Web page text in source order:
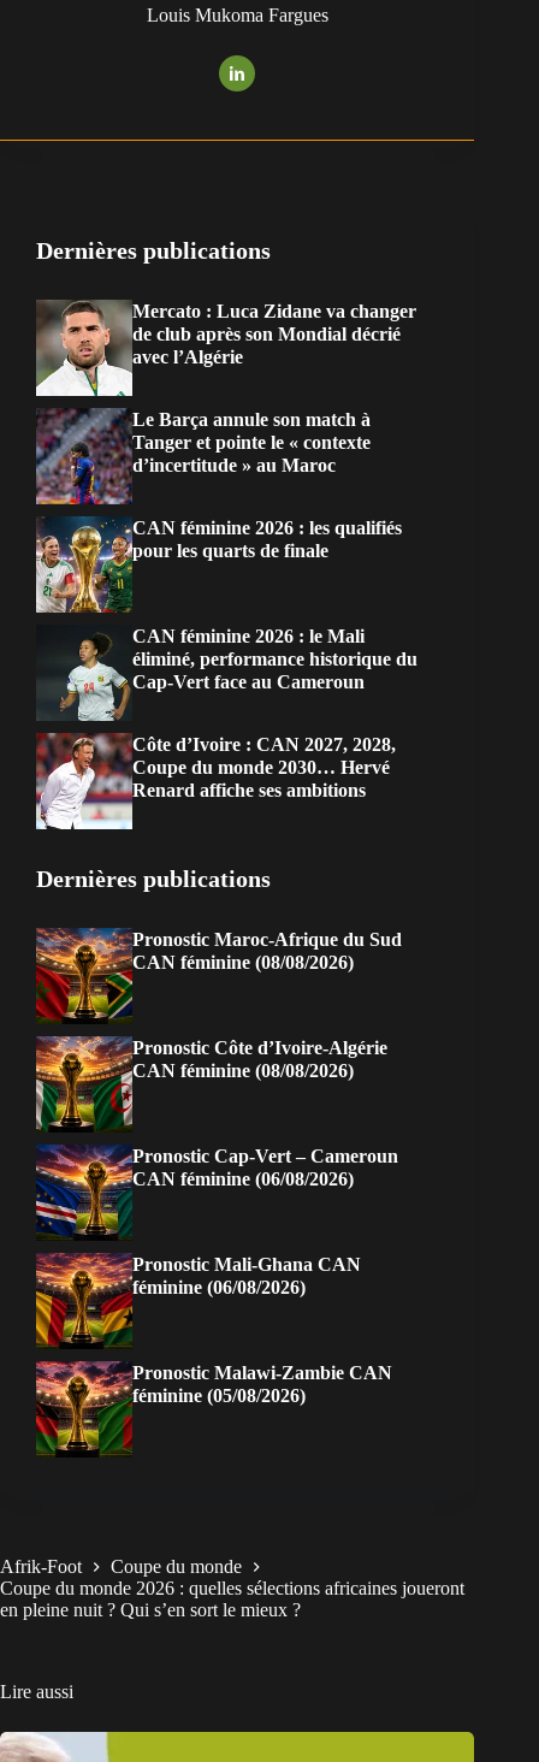
Louis Mukoma Fargues
Dernières publications
Mercato : Luca Zidane va changer
de club après son Mondial décrié
avec l’Algérie
Le Barça annule son match à
Tanger et pointe le « contexte
d’incertitude » au Maroc
CAN féminine 2026 : les qualifiés
pour les quarts de finale
CAN féminine 2026 : le Mali
éliminé, performance historique du
Cap-Vert face au Cameroun
Côte d’Ivoire : CAN 2027, 2028,
Coupe du monde 2030… Hervé
Renard affiche ses ambitions
Dernières publications
Pronostic Maroc-Afrique du Sud
CAN féminine (08/08/2026)
Pronostic Côte d’Ivoire-Algérie
CAN féminine (08/08/2026)
Pronostic Cap-Vert – Cameroun
CAN féminine (06/08/2026)
Pronostic Mali-Ghana CAN
féminine (06/08/2026)
Pronostic Malawi-Zambie CAN
féminine (05/08/2026)
Afrik-Foot
Coupe du monde
Coupe du monde 2026 : quelles sélections africaines joueront
en pleine nuit ? Qui s’en sort le mieux ?
Lire aussi